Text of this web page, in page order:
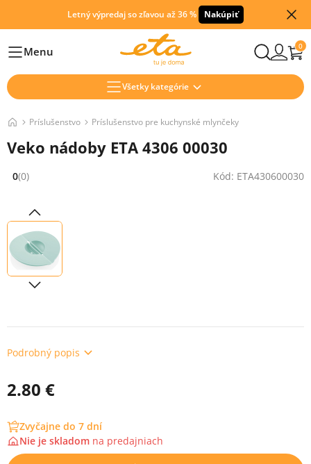
Letný výpredaj so zľavou až 36 % Nakúpiť
HlavníMenu 0
Všetky kategórie
Príslušenstvo Príslušenstvo pre kuchynské mlynčeky
Veko nádoby ETA 4306 00030
Hodnocení: 0 z 5 (0 recenzí)
0(0) Kód: ETA430600030
Podrobný popis
2.80 €
Zvyčajne do 7 dní
Nie je skladom na predajniach